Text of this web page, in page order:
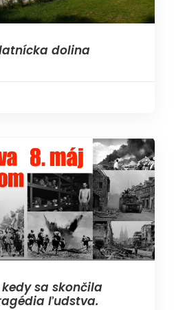
dolina
sa skončila
ľudstva.